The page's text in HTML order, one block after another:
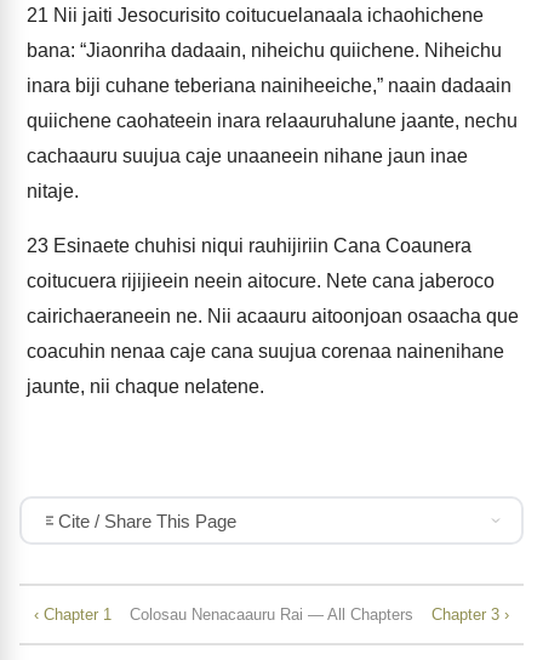
21 Nii jaiti Jesocurisito coitucuelanaala ichaohichene
bana: “Jiaonriha dadaain, niheichu quiichene. Niheichu
inara biji cuhane teberiana nainiheeiche,” naain dadaain
quiichene caohateein inara relaauruhalune jaante, nechu
cachaauru suujua caje unaaneein nihane jaun inae
nitaje.
23 Esinaete chuhisi niqui rauhijiriin Cana Coaunera
coitucuera rijijieein neein aitocure. Nete cana jaberoco
cairichaeraneein ne. Nii acaauru aitoonjoan osaacha que
coacuhin nenaa caje cana suujua corenaa nainenihane
jaunte, nii chaque nelatene.
Cite / Share This Page
‹ Chapter 1 Colosau Nenacaauru Rai — All Chapters Chapter 3 ›